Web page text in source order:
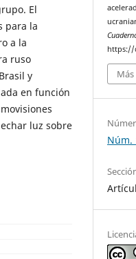
El
para la
a la
ruso
y
en función
luz sobre
https://
Núm.